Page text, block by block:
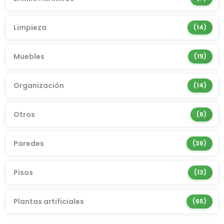
Limpieza 1414
Muebles 1919
Organización 1414
Otros 66
Paredes 3636
Pisos 1313
Plantas artificiales 6565